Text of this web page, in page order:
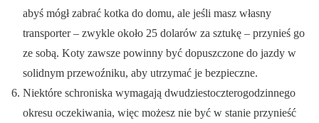
abyś mógł zabrać kotka do domu, ale jeśli masz własny
transporter – zwykle około 25 dolarów za sztukę – przynieś go
ze sobą. Koty zawsze powinny być dopuszczone do jazdy w
solidnym przewoźniku, aby utrzymać je bezpieczne.
Niektóre schroniska wymagają dwudziestoczterogodzinnego
okresu oczekiwania, więc możesz nie być w stanie przynieść